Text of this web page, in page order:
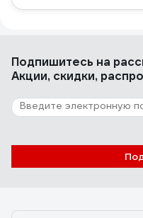
Подпишитесь на
Акции, скидки,